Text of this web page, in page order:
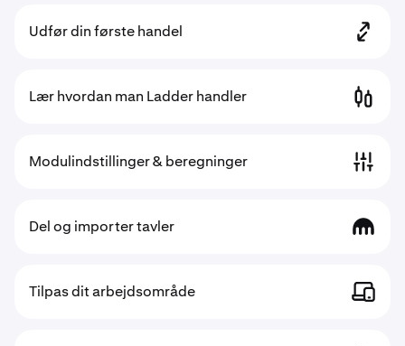
Udfør din første handel
Lær hvordan man Ladder handler
Modulindstillinger & beregninger
Del og importer tavler
Tilpas dit arbejdsområde